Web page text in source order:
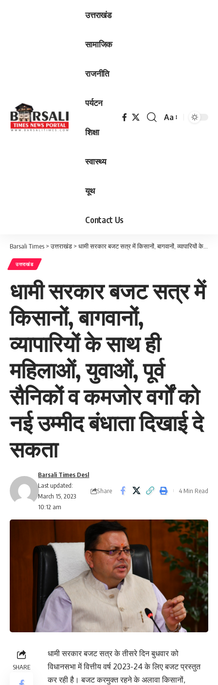
उत्तराखंड
सामाजिक
राजनीति
पर्यटन
शिक्षा
स्वास्थ्य
यूथ
Contact Us
Font
Aa
Barsali Times >उत्तराखंड > धामी सरकार बजट सत्र में किसानों, बागवानों, व्यापारियों के साथ ही महिलाओं, युवाओं, पूर्व सैनिकों व कमजोर वर्गों को नई उम्मीद बंधाता दिखाई दे सकता
उत्तराखंड
धामी सरकार बजट सत्र में
किसानों, बागवानों,
व्यापारियों के साथ ही
महिलाओं, युवाओं, पूर्व
सैनिकों व कमजोर वर्गों को
नई उम्मीद बंधाता दिखाई दे
सकता
Last updated:
March 15, 2023
10:12 am
Barsali Times Desl
Share 4 Min Read
SHARE
धामी सरकार बजट सत्र के तीसरे दिन बुधवार को
विधानसभा में वित्तीय वर्ष 2023-24 के लिए बजट प्रस्तुत
कर रही है। बजट करमुक्त रहने के अलावा किसानों,